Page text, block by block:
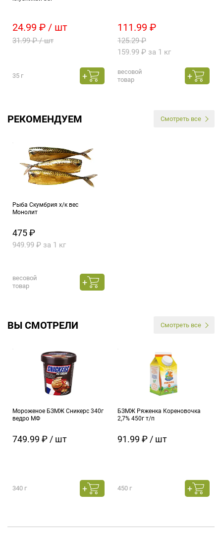
24.99 ₽ / шт
31.99 ₽ / шт
35 г
111.99 ₽
125.29 ₽
159.99 ₽ за 1 кг
весовой
товар
РЕКОМЕНДУЕМ Смотреть все
Рыба Скумбрия х/к вес
Монолит
475 ₽
949.99 ₽ за 1 кг
весовой
товар
ВЫ СМОТРЕЛИ Смотреть все
Мороженое БЗМЖ Сникерс 340г
ведро МФ
749.99 ₽ / шт
340 г
БЗМЖ Ряженка Кореновочка
2,7% 450г т/п
91.99 ₽ / шт
450 г